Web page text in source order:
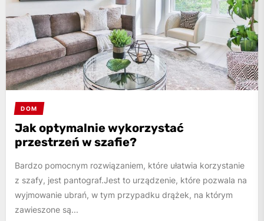
DOM
Jak optymalnie wykorzystać
przestrzeń w szafie?
Bardzo pomocnym rozwiązaniem, które ułatwia korzystanie
z szafy, jest pantograf.Jest to urządzenie, które pozwala na
wyjmowanie ubrań, w tym przypadku drążek, na którym
zawieszone są...